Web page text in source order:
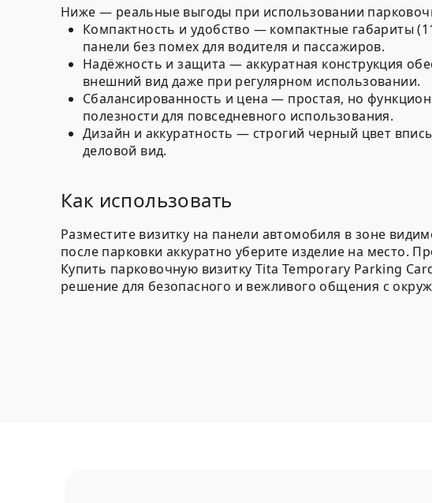
Ниже — реальные выгоды при использовании
Компактность и удобство — компактные габариты
панели без помех для водителя и пассажиров.
Надёжность и защита — аккуратная конструкция
внешний вид даже при регулярном использовании.
Сбалансированность и цена — простая, но
полезности для повседневного использования.
Дизайн и аккуратность — строгий черный цвет
деловой вид.
Как использовать
Разместите визитку на панели автомобиля в зоне
после парковки аккуратно уберите изделие на место.
Купить парковочную визитку Tita Temporary Parking
решение для безопасного и вежливого общения с